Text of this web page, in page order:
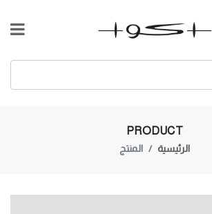
PRODUCT
الرئيسية المنتج